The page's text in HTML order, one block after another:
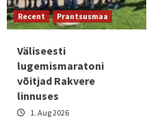
Recent Prantsusmaa
Väliseesti
lugemismaratoni
võitjad Rakvere
linnuses
1. Aug 2026